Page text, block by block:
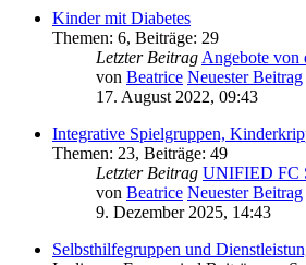
Kinder mit Diabetes
Themen: 6, Beiträge: 29
Letzter Beitrag Angebote
von Beatrice Neuester Beitrag
17. August 2022, 09:43
Integrative Spielgruppen,
Themen: 23, Beiträge: 49
Letzter Beitrag UNIFIED FC
von Beatrice Neuester Beitrag
9. Dezember 2025, 14:43
Selbsthilfegruppen und